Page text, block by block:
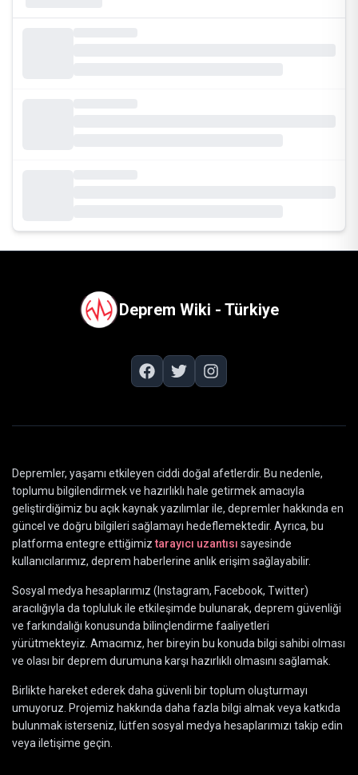
Deprem Wiki - Türkiye
Depremler, yaşamı etkileyen ciddi doğal afetlerdir. Bu nedenle,
toplumu bilgilendirmek ve hazırlıklı hale getirmek amacıyla
geliştirdiğimiz bu açık kaynak yazılımlar ile, depremler hakkında en
güncel ve doğru bilgileri sağlamayı hedeflemektedir. Ayrıca, bu
platforma entegre ettiğimiz tarayıcı uzantısı sayesinde
kullanıcılarımız, deprem haberlerine anlık erişim sağlayabilir.
Sosyal medya hesaplarımız (Instagram, Facebook, Twitter)
aracılığıyla da topluluk ile etkileşimde bulunarak, deprem güvenliği
ve farkındalığı konusunda bilinçlendirme faaliyetleri
yürütmekteyiz. Amacımız, her bireyin bu konuda bilgi sahibi olması
ve olası bir deprem durumuna karşı hazırlıklı olmasını sağlamak.
Birlikte hareket ederek daha güvenli bir toplum oluşturmayı
umuyoruz. Projemiz hakkında daha fazla bilgi almak veya katkıda
bulunmak isterseniz, lütfen sosyal medya hesaplarımızı takip edin
veya iletişime geçin.